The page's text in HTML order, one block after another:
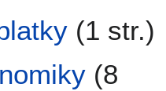
(1 str.)
(8